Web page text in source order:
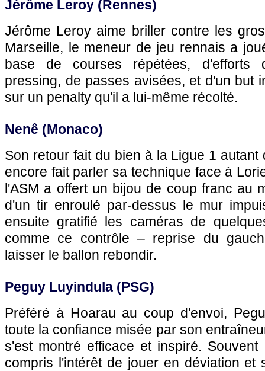
Jérôme Leroy (Rennes)
Jérôme Leroy aime briller contre les
Marseille, le meneur de jeu rennais a
base de courses répétées, d'efforts
pressing, de passes avisées, et d'un but
sur un penalty qu'il a lui-même récolté.
Nenê (Monaco)
Son retour fait du bien à la Ligue 1
encore fait parler sa technique face à
l'ASM a offert un bijou de coup franc au
d'un tir enroulé par-dessus le mur
ensuite gratifié les caméras de
comme ce contrôle – reprise du
laisser le ballon rebondir.
Peguy Luyindula (PSG)
Préféré à Hoarau au coup d'envoi,
toute la confiance misée par son
s'est montré efficace et inspiré.
compris l'intérêt de jouer en déviation et